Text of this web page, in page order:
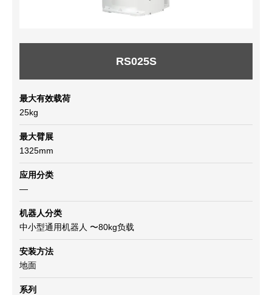
RS025S
最大有效载荷
25kg
最大臂展
1325mm
应用分类
—
机器人分类
中小型通用机器人 〜80kg负载
安装方法
地面
系列